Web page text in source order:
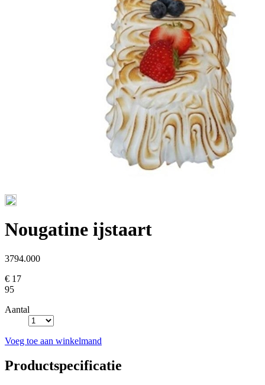
Nougatine ijstaart
3794.000
€ 17
95
Aantal
Voeg toe aan winkelmand
Productspecificatie